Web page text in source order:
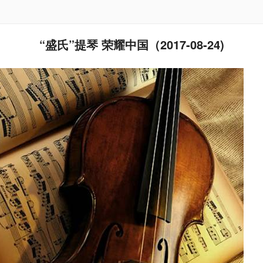
“盛氏”提琴 荣耀中国（2017-08-24)